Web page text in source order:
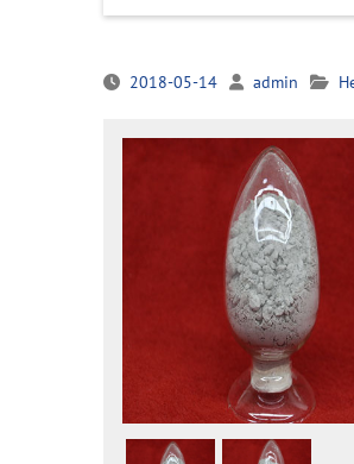
2018-05-14 admin